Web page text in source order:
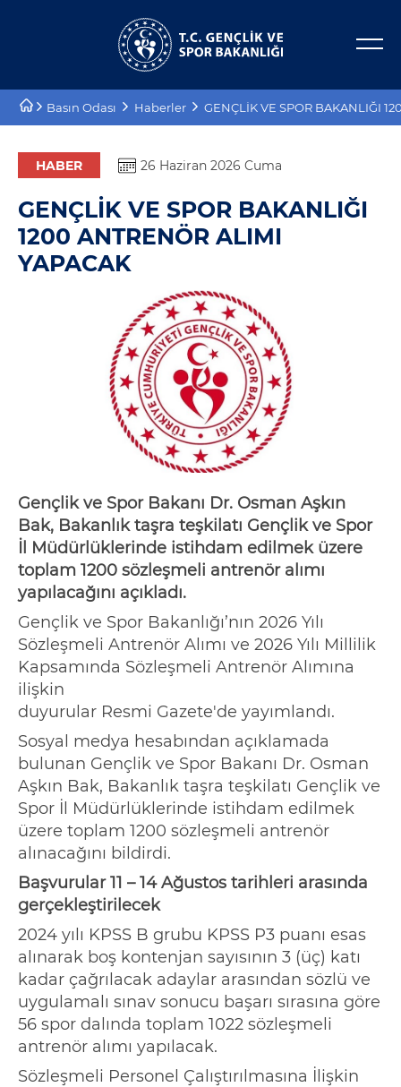
Basın Odası Haberler GENÇLİK VE SPOR BAKANLIĞI
HABER 26 Haziran 2026 Cuma
GENÇLİK VE SPOR BAKANLIĞI
1200 ANTRENÖR ALIMI
YAPACAK
Gençlik ve Spor Bakanı Dr. Osman Aşkın
Bak, Bakanlık taşra teşkilatı Gençlik ve Spor
İl Müdürlüklerinde istihdam edilmek üzere
toplam 1200 sözleşmeli antrenör alımı
yapılacağını açıkladı.
Gençlik ve Spor Bakanlığı’nın 2026 Yılı
Sözleşmeli Antrenör Alımı ve 2026 Yılı Millilik
Kapsamında Sözleşmeli Antrenör Alımına
ilişkin
duyurular Resmi Gazete'de yayımlandı.
Sosyal medya hesabından açıklamada
bulunan Gençlik ve Spor Bakanı Dr. Osman
Aşkın Bak, Bakanlık taşra teşkilatı Gençlik ve
Spor İl Müdürlüklerinde istihdam edilmek
üzere toplam 1200 sözleşmeli antrenör
alınacağını bildirdi.
Başvurular 11 – 14 Ağustos tarihleri arasında
gerçekleştirilecek
2024 yılı KPSS B grubu KPSS P3 puanı esas
alınarak boş kontenjan sayısının 3 (üç) katı
kadar çağrılacak adaylar arasından sözlü ve
uygulamalı sınav sonucu başarı sırasına göre
56 spor dalında toplam 1022 sözleşmeli
antrenör alımı yapılacak.
Sözleşmeli Personel Çalıştırılmasına İlişkin
Bakan Yardımcıları
Tarihçe
Misyon, Vizyon
Teşkilat Şeması
Planlar ve Raporlar
Projeler
Proje Destekleri